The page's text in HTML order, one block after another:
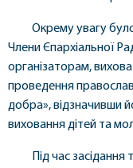
Окрему увагу
Члени Єпархіальної
організаторам,
проведення
добра», відзначивши
виховання дітей та
Під час